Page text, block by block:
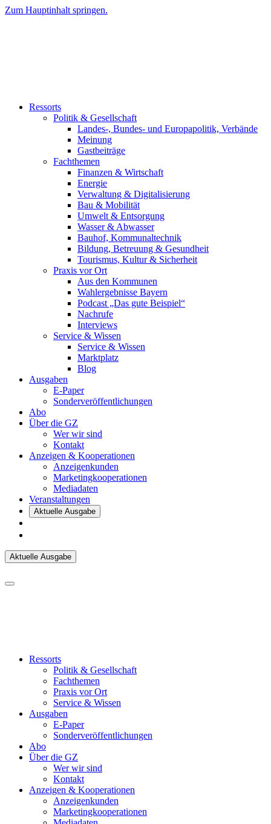
Zum Hauptinhalt springen.
Ressorts
Politik & Gesellschaft
Landes-, Bundes- und Europapolitik, Verbände
Meinung
Gastbeiträge
Fachthemen
Finanzen & Wirtschaft
Energie
Verwaltung & Digitalisierung
Bau & Mobilität
Umwelt & Entsorgung
Wasser & Abwasser
Bauhof, Kommunaltechnik
Bildung, Betreuung & Gesundheit
Tourismus, Kultur & Sicherheit
Praxis vor Ort
Aus den Kommunen
Wahlergebnisse Bayern
Podcast „Das gute Beispiel“
Nachrufe
Interviews
Service & Wissen
Service & Wissen
Marktplatz
Blog
Ausgaben
E-Paper
Sonderveröffentlichungen
Abo
Über die GZ
Wer wir sind
Kontakt
Anzeigen & Kooperationen
Anzeigenkunden
Marketingkooperationen
Mediadaten
Veranstaltungen
Aktuelle Ausgabe
Aktuelle Ausgabe
Ressorts
Politik & Gesellschaft
Fachthemen
Praxis vor Ort
Service & Wissen
Ausgaben
E-Paper
Sonderveröffentlichungen
Abo
Über die GZ
Wer wir sind
Kontakt
Anzeigen & Kooperationen
Anzeigenkunden
Marketingkooperationen